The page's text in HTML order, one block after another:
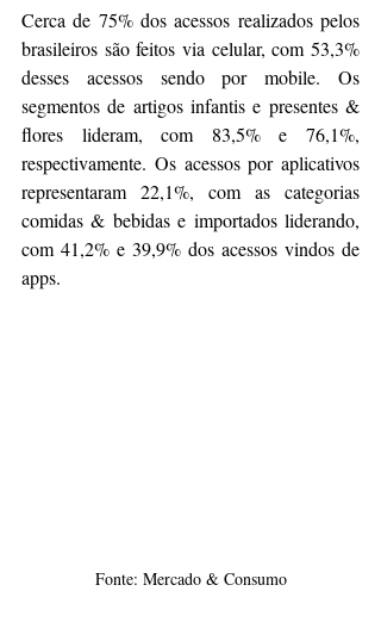
Cerca de 75% dos acessos realizados pelos
brasileiros são feitos via celular, com 53,3%
desses acessos sendo por mobile. Os
segmentos de artigos infantis e presentes &
flores lideram, com 83,5% e 76,1%,
respectivamente. Os acessos por aplicativos
representaram 22,1%, com as categorias
comidas & bebidas e importados liderando,
com 41,2% e 39,9% dos acessos vindos de
apps.
Fonte: Mercado & Consumo